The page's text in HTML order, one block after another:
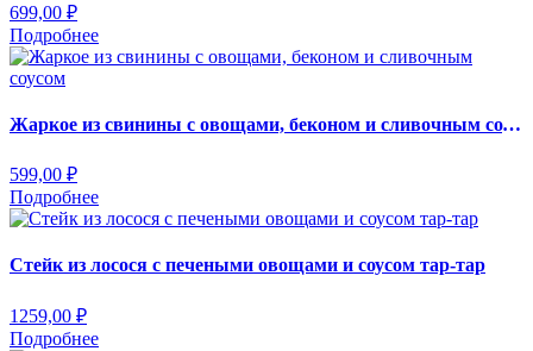
699,00 ₽
Подробнее
Жаркое из свинины с овощами, беконом и сливочным соусом
599,00 ₽
Подробнее
Стейк из лосося с печеными овощами и соусом тар-тар
1259,00 ₽
Подробнее